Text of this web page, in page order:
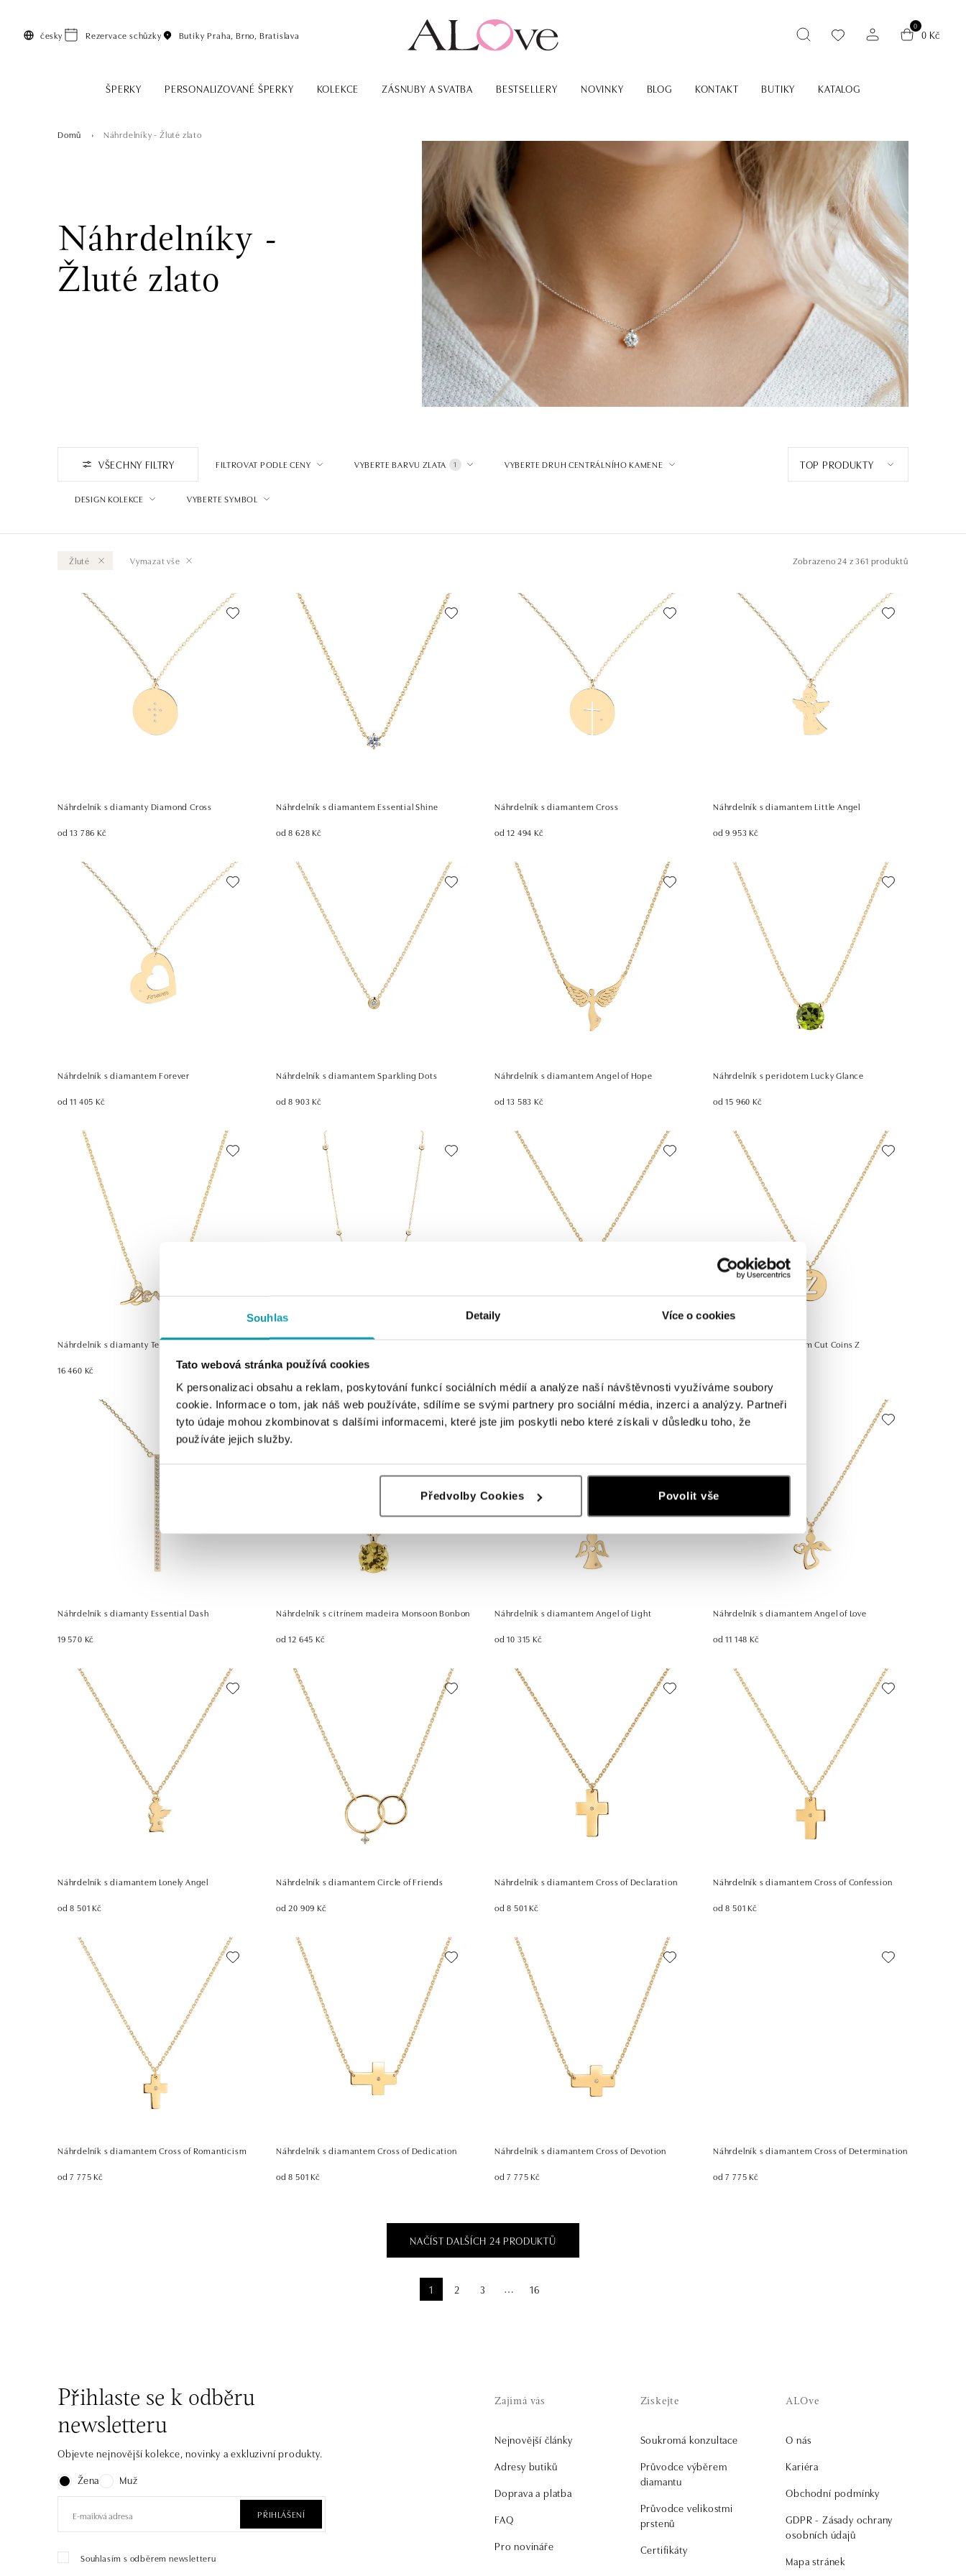
Souhlas Detaily Více o cookies
Tato webová stránka používá cookies
K personalizaci obsahu a reklam, poskytování funkcí sociálních médií a analýze naší návštěvnosti využíváme soubory
cookie. Informace o tom, jak náš web používáte, sdílíme se svými partnery pro sociální média, inzerci a analýzy. Partneři
tyto údaje mohou zkombinovat s dalšími informacemi, které jste jim poskytli nebo které získali v důsledku toho, že
používáte jejich služby.
Předvolby Cookies Povolit vše
česky Rezervace schůzky Butiky Praha, Brno, Bratislava
0
0 Kč
ŠPERKY PERSONALIZOVANÉ ŠPERKY KOLEKCE ZÁSNUBY A SVATBA BESTSELLERY NOVINKY BLOG KONTAKT BUTIKY KATALOG
Domů Náhrdelníky - Žluté zlato
Náhrdelníky -
Žluté zlato
VŠECHNY FILTRY FILTROVAT PODLE CENY VYBERTE BARVU ZLATA 1 VYBERTE DRUH CENTRÁLNÍHO KAMENE
DESIGN KOLEKCE VYBERTE SYMBOL
TOP PRODUKTY
Žluté Vymazat vše Zobrazeno24 z 361 produktů
Náhrdelník s diamanty Diamond Cross
od 13 786 Kč
Náhrdelník s diamantem Essential Shine
od 8 628 Kč
Náhrdelník s diamantem Cross
od 12 494 Kč
Náhrdelník s diamantem Little Angel
od 9 953 Kč
Náhrdelník s diamantem Forever
od 11 405 Kč
Náhrdelník s diamantem Sparkling Dots
od 8 903 Kč
Náhrdelník s diamantem Angel of Hope
od 13 583 Kč
Náhrdelník s peridotem Lucky Glance
od 15 960 Kč
Náhrdelník s diamanty Tender Love
16 460 Kč
Náhrdelník s diamanty EnchantHex
od 27 612 Kč
Náhrdelník s diamantem Cut Coins Z
Náhrdelník s diamanty Essential Dash
19 570 Kč
Náhrdelník s citrínem madeira Monsoon Bonbon
od 12 645 Kč
Náhrdelník s diamantem Angel of Light
od 10 315 Kč
Náhrdelník s diamantem Angel of Love
od 11 148 Kč
Náhrdelník s diamantem Lonely Angel
od 8 501 Kč
Náhrdelník s diamantem Circle of Friends
od 20 909 Kč
Náhrdelník s diamantem Cross of Declaration
od 8 501 Kč
Náhrdelník s diamantem Cross of Confession
od 8 501 Kč
Náhrdelník s diamantem Cross of Romanticism
od 7 775 Kč
Náhrdelník s diamantem Cross of Dedication
od 8 501 Kč
Náhrdelník s diamantem Cross of Devotion
od 7 775 Kč
Náhrdelník s diamantem Cross of Determination
od 7 775 Kč
NAČÍST DALŠÍCH 24 PRODUKTŮ
1 2 3 ⋯ 16
Přihlaste se k odběru
newsletteru
Objevte nejnovější kolekce, novinky a exkluzivní produkty.
Žena
Muž
PŘIHLÁŠENÍ
Souhlasím s odběrem newsletteru
Zajímá vás
Nejnovější články
Adresy butiků
Doprava a platba
FAQ
Pro novináře
Získejte
Soukromá konzultace
Průvodce výběrem
diamantu
Průvodce velikostmi
prstenů
Certifikáty
ALOve
O nás
Kariéra
Obchodní podmínky
GDPR - Zásady ochrany
osobních údajů
Mapa stránek